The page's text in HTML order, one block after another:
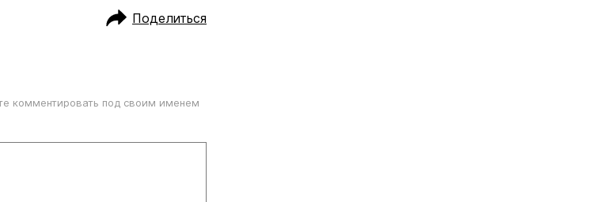
Поделиться
комментировать под своим именем